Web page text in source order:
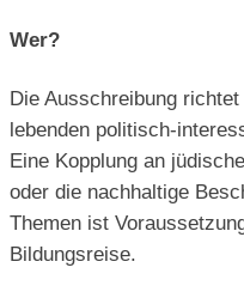
Wer?
Die Ausschreibung
lebenden politisch-
Eine Kopplung an
oder die nachhaltige
Themen ist
Bildungsreise.